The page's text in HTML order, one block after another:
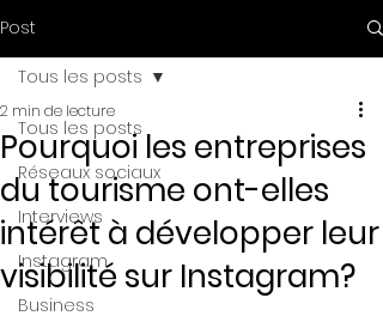
Post
Tous les posts
Réseaux sociaux
Interviews
Instagram
Business
Tous les posts
Pourquoi les entreprises
du tourisme ont-elles
intérêt à développer leur
visibilité sur Instagram?
2 min de lecture